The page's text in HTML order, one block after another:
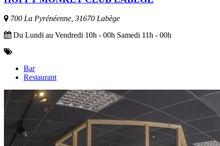
700 La Pyrénéenne, 31670 Labège
Du Lundi au Vendredi 10h - 00h Samedi 11h - 00h
Bar
Restaurant